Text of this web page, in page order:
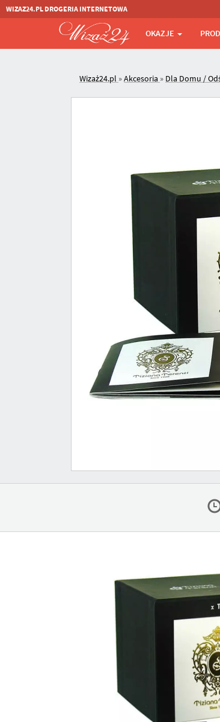
WIZAZ24.PL DROGERIA INTERNETOWA
OKAZJE
Wizaż24.pl »Akcesoria » Dla Domu /